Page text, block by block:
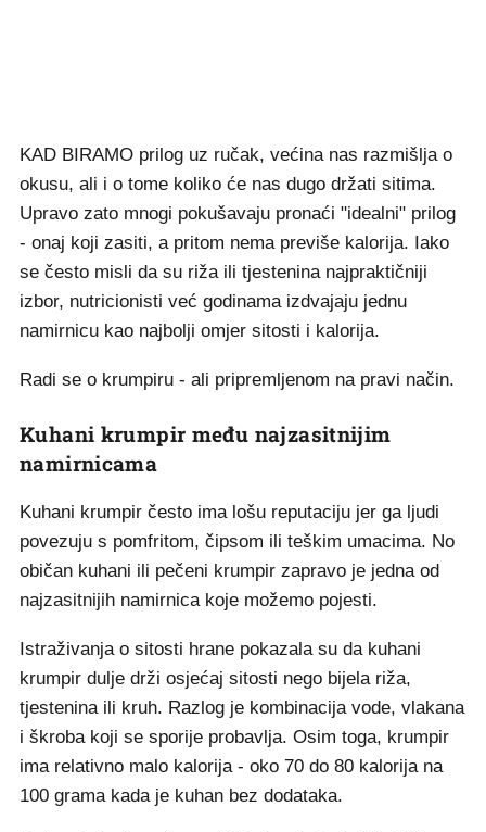
KAD BIRAMO prilog uz ručak, većina nas razmišlja o
okusu, ali i o tome koliko će nas dugo držati sitima.
Upravo zato mnogi pokušavaju pronaći "idealni" prilog
- onaj koji zasiti, a pritom nema previše kalorija. Iako
se često misli da su riža ili tjestenina najpraktičniji
izbor, nutricionisti već godinama izdvajaju jednu
namirnicu kao najbolji omjer sitosti i kalorija.
Radi se o krumpiru - ali pripremljenom na pravi način.
Kuhani krumpir među najzasitnijim
namirnicama
Kuhani krumpir često ima lošu reputaciju jer ga ljudi
povezuju s pomfritom, čipsom ili teškim umacima. No
običan kuhani ili pečeni krumpir zapravo je jedna od
najzasitnijih namirnica koje možemo pojesti.
Istraživanja o sitosti hrane pokazala su da kuhani
krumpir dulje drži osjećaj sitosti nego bijela riža,
tjestenina ili kruh. Razlog je kombinacija vode, vlakana
i škroba koji se sporije probavlja. Osim toga, krumpir
ima relativno malo kalorija - oko 70 do 80 kalorija na
100 grama kada je kuhan bez dodataka.